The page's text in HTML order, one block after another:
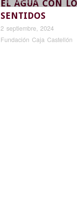
EL AGUA CON
SENTIDOS
2 septiembre, 2024
Fundación Caja Castellón